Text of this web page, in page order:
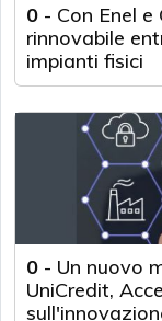
0 - Con Enel
rinnovabile
impianti fisici
0 - Un nuovo
UniCredit,